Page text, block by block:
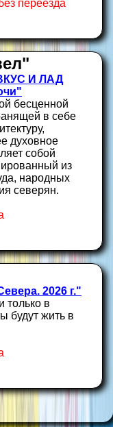
переезда
И ЛАД
бесценной
в себе
духовное
собой
из
народных
северян.
2026 г."
только в
будут жить в